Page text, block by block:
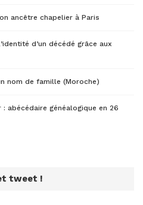
ancêtre chapelier à Paris
d’un décédé grâce aux
nom de famille (Moroche)
abécédaire généalogique en 26
tweet !